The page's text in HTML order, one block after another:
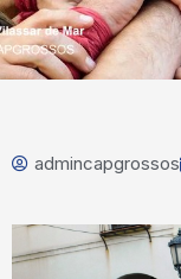
admincapgrossos